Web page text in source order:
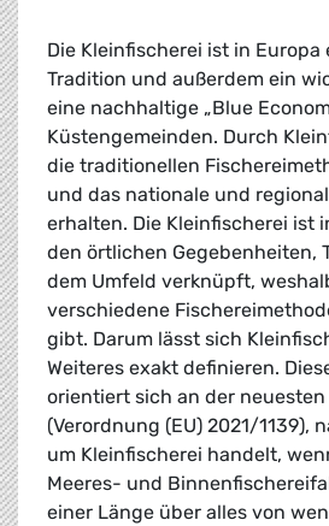
Die Kleinfischerei ist in
Tradition und außerdem ein
eine nachhaltige „Blue
Küstengemeinden. Durch
die traditionellen
und das nationale und
erhalten. Die Kleinfischerei ist
den örtlichen Gegebenheiten,
dem Umfeld verknüpft,
verschiedene
gibt. Darum lässt sich
Weiteres exakt definieren.
orientiert sich an der
(Verordnung (EU) 2021/1139),
um Kleinfischerei handelt,
Meeres- und
einer Länge über alles von